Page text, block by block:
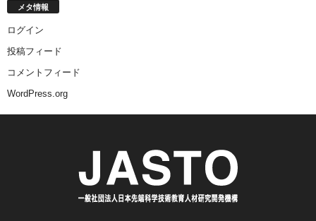
メタ情報
ログイン
投稿フィード
コメントフィード
WordPress.org